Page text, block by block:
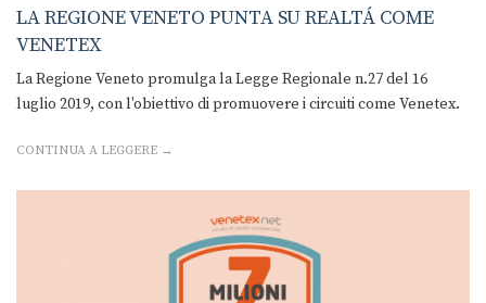
LA REGIONE VENETO PUNTA SU REALTÁ COME
VENETEX
La Regione Veneto promulga la Legge Regionale n.27 del 16
luglio 2019, con l'obiettivo di promuovere i circuiti come Venetex.
CONTINUA A LEGGERE →